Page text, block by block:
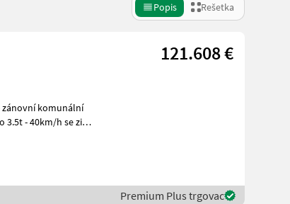
Popis Rešetka
121.608 €
- 40km/h se zimní
Premium Plus trgovac